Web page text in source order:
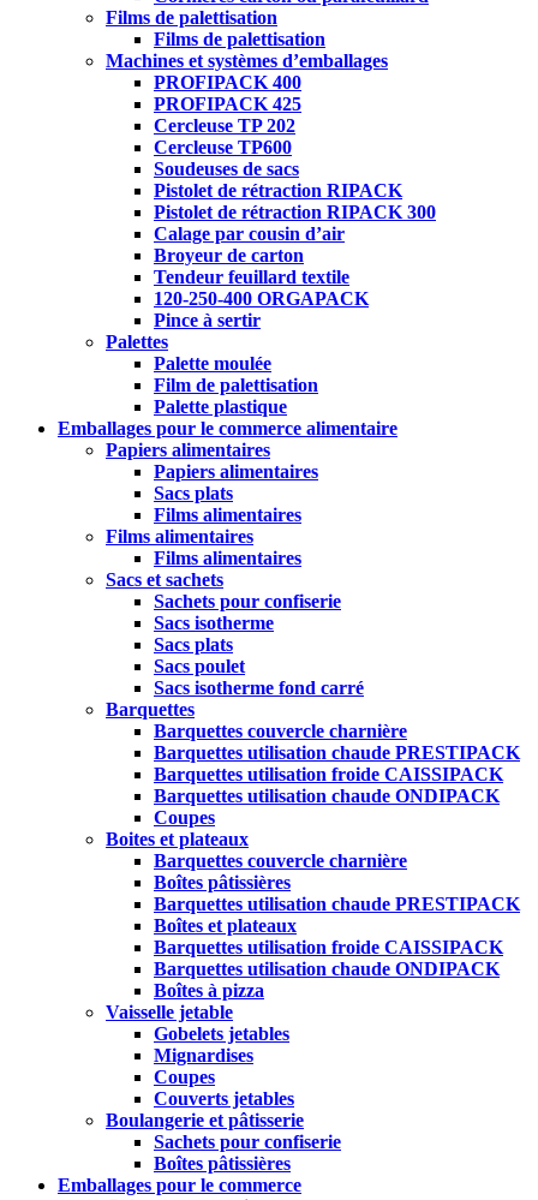
Films de palettisation
Films de palettisation
Machines et systèmes d’emballages
PROFIPACK 400
PROFIPACK 425
Cercleuse TP 202
Cercleuse TP600
Soudeuses de sacs
Pistolet de rétraction RIPACK
Pistolet de rétraction RIPACK 300
Calage par cousin d’air
Broyeur de carton
Tendeur feuillard textile
120-250-400 ORGAPACK
Pince à sertir
Palettes
Palette moulée
Film de palettisation
Palette plastique
Emballages pour le commerce alimentaire
Papiers alimentaires
Papiers alimentaires
Sacs plats
Films alimentaires
Films alimentaires
Films alimentaires
Sacs et sachets
Sachets pour confiserie
Sacs isotherme
Sacs plats
Sacs poulet
Sacs isotherme fond carré
Barquettes
Barquettes couvercle charnière
Barquettes utilisation chaude PRESTIPACK
Barquettes utilisation froide CAISSIPACK
Barquettes utilisation chaude ONDIPACK
Coupes
Boites et plateaux
Barquettes couvercle charnière
Boîtes pâtissières
Barquettes utilisation chaude PRESTIPACK
Boîtes et plateaux
Barquettes utilisation froide CAISSIPACK
Barquettes utilisation chaude ONDIPACK
Boîtes à pizza
Vaisselle jetable
Gobelets jetables
Mignardises
Coupes
Couverts jetables
Boulangerie et pâtisserie
Sachets pour confiserie
Boîtes pâtissières
Emballages pour le commerce